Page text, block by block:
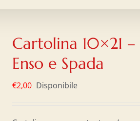
Cartolina 10×21 –
Enso e Spada
€2,00 Disponibile